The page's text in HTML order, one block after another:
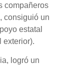
compañeros
consiguió un
estatal
exterior).
logró un